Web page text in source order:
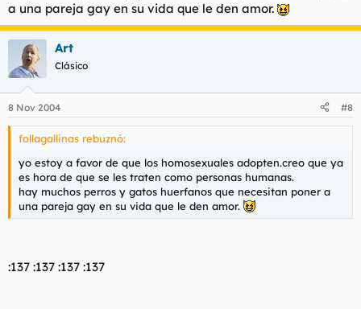
a una pareja gay en su vida que le den amor.
Art
Clásico
8 Nov 2004 #8
follagallinas rebuznó:
yo estoy a favor de que los homosexuales adopten.creo que ya
es hora de que se les traten como personas humanas.
hay muchos perros y gatos huerfanos que necesitan poner a
una pareja gay en su vida que le den amor.
:137 :137 :137 :137